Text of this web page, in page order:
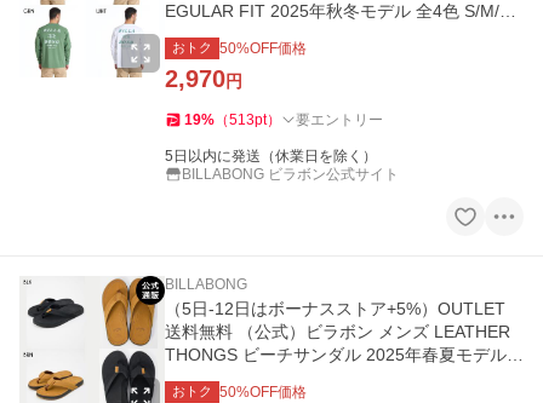
EGULAR FIT 2025年秋冬モデル 全4色 S/M/L/
XL BILLABONG
おトク 50%OFF価格
2,970円
19% （513pt） 要エントリー
5日以内に発送（休業日を除く）
BILLABONG ビラボン公式サイト
BILLABONG
（5日-12日はボーナスストア+5%）OUTLET
送料無料 （公式）ビラボン メンズ LEATHER
THONGS ビーチサンダル 2025年春夏モデル
全2色
おトク 50%OFF価格